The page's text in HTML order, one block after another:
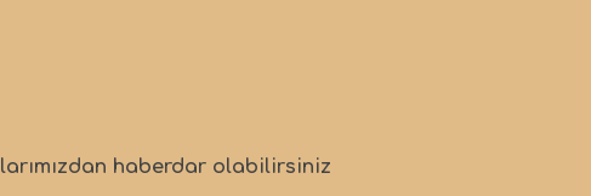
haberdar olabilirsiniz